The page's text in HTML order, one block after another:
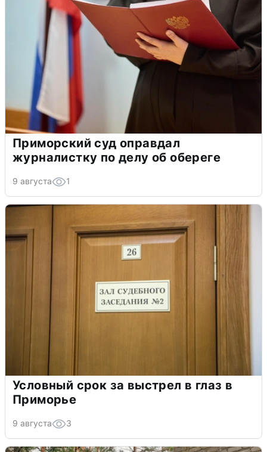
Приморский суд оправдал
журналистку по делу об обереге
9 августа 1
Условный срок за выстрел в глаз в
Приморье
9 августа 3